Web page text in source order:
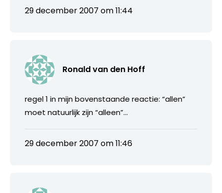
29 december 2007 om 11:44
Ronald van den Hoff
regel 1 in mijn bovenstaande reactie: “allen”
moet natuurlijk zijn “alleen”…
29 december 2007 om 11:46